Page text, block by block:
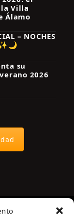
Villa
Álamo
– NOCHES
su
2026